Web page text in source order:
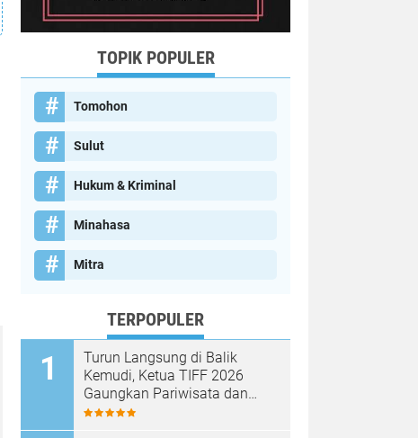
TOPIK POPULER
Tomohon
Sulut
Hukum & Kriminal
Minahasa
Mitra
TERPOPULER
Turun Langsung di Balik
Kemudi, Ketua TIFF 2026
Gaungkan Pariwisata dan
Penghijauan Tomohon